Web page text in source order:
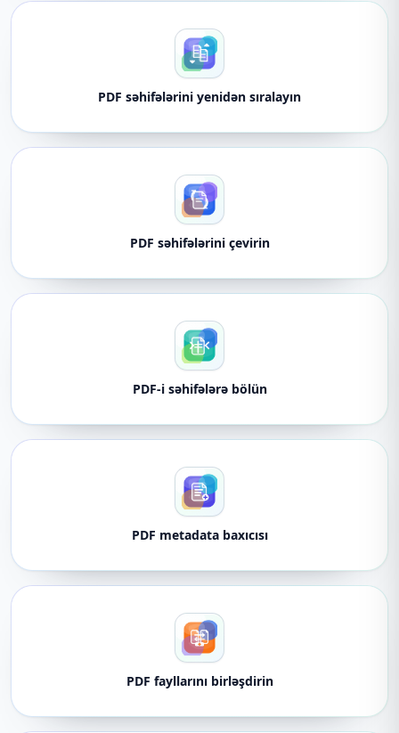
PDF səhifələrini yenidən sıralayın
PDF səhifələrini çevirin
PDF-i səhifələrə bölün
PDF metadata baxıcısı
PDF fayllarını birləşdirin